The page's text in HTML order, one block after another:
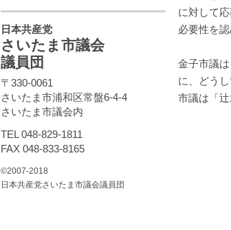
に対して
必要性を認
金子市議
に、どう
市議は「
日本共産党
さいたま市議会
議員団
〒330-0061
さいたま市浦和区常盤6-4-4
さいたま市議会内
TEL 048-829-1811
FAX 048-833-8165
©2007-2018
日本共産党さいたま市議会議員団